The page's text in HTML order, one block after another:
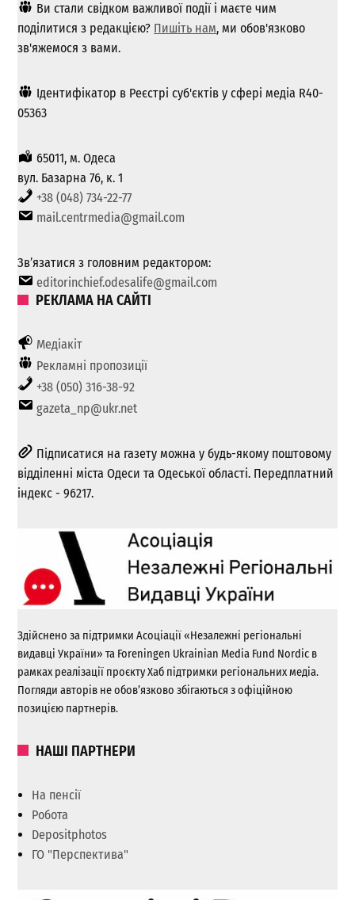
Ви стали свідком важливої ​​події і маєте чим
поділитися з редакцією? Пишіть нам, ми обов'язково
зв'яжемося з вами.
Ідентифікатор в Реєстрі суб'єктів у сфері медіа R40-
05363
65011, м. Одеса
вул. Базарна 76, к. 1
+38 (048) 734-22-77
mail.centrmedia@gmail.com
Зв’язатися з головним редактором:
editorinchief.odesalife@gmail.com
РЕКЛАМА НА САЙТІ
Медіакіт
Рекламні пропозиції
+38 (050) 316-38-92
gazeta_np@ukr.net
Підписатися на газету можна у будь-якому поштовому
відділенні міста Одеси та Одеської області. Передплатний
індекс - 96217.
Здійснено за підтримки Асоціації «Незалежні регіональні
видавці України» та Foreningen Ukrainian Media Fund Nordic в
рамках реалізації проєкту Хаб підтримки регіональних медіа.
Погляди авторів не обов’язково збігаються з офіційною
позицією партнерів.
НАШІ ПАРТНЕРИ
На пенсії
Робота
Depositphotos
ГО "Перспектива"